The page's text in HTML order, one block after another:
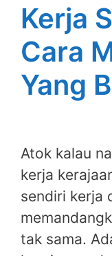
Kerja
Cara
Yang
Atok kalau
kerja
sendiri kerja
tak sama.